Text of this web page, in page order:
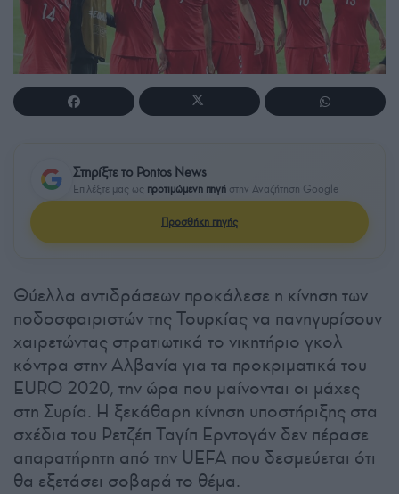
Στηρίξτε το Pontos News
Επιλέξτε μας ως προτιμώμενη πηγή στην Αναζήτηση Google
Προσθήκη πηγής
Θύελλα αντιδράσεων προκάλεσε η κίνηση των
ποδοσφαιριστών της Τουρκίας να πανηγυρίσουν
χαιρετώντας στρατιωτικά το νικητήριο γκολ
κόντρα στην Αλβανία για τα προκριματικά του
EURO 2020, την ώρα που μαίνονται οι μάχες
στη Συρία. Η ξεκάθαρη κίνηση υποστήριξης στα
σχέδια του Ρετζέπ Ταγίπ Ερντογάν δεν πέρασε
απαρατήρητη από την UEFA που δεσμεύεται ότι
θα εξετάσει σοβαρά το θέμα.